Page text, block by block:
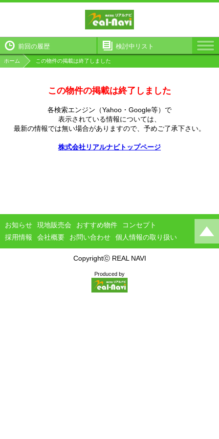
前回の履歴 検討中リスト
ホーム この物件の掲載は終了しました
この物件の掲載は終了しました
各検索エンジン（Yahoo・Google等）で
表示されている情報については、
最新の情報では無い場合がありますので、 予めご了承下さい。
株式会社リアルナビトップページ
お知らせ 現地販売会 おすすめ物件
コンセプト
採用情報
会社概要 お問い合わせ 個人情報の取り扱い
Copyrightⓒ REAL NAVI
Produced by